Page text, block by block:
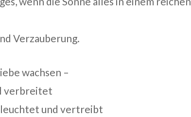
Verzauberung.
wachsen –
verbreitet
und vertreibt